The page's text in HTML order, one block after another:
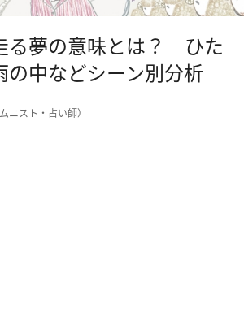
る夢の意味とは？ ひた
の中などシーン別分析
ニスト・占い師）